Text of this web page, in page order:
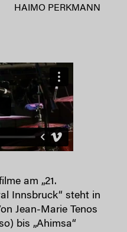
HAIMO PERKMANN
am „21.
Innsbruck“ steht in
Jean-Marie Tenos
bis „Ahimsa“